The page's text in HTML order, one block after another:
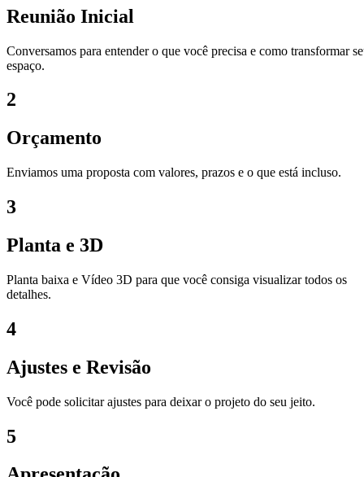
Reunião Inicial
Conversamos para entender o que você precisa e como transformar
espaço.
2
Orçamento
Enviamos uma proposta com valores, prazos e o que está incluso.
3
Planta e 3D
Planta baixa e Vídeo 3D para que você consiga visualizar todos os
detalhes.
4
Ajustes e Revisão
Você pode solicitar ajustes para deixar o projeto do seu jeito.
5